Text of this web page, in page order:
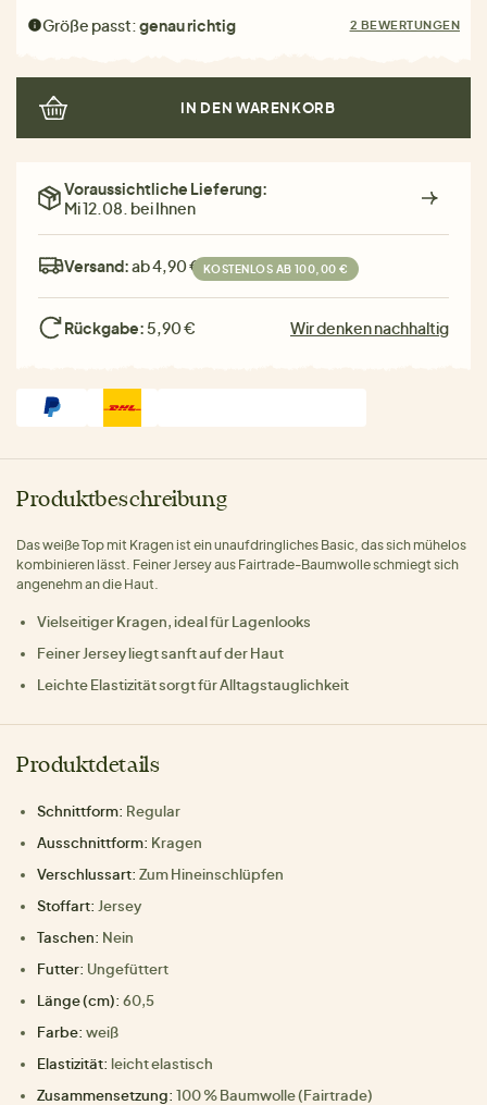
Größe passt:genau richtig 2 BEWERTUNGEN
IN DEN WARENKORB
Voraussichtliche Lieferung:
Mi 12.08. bei Ihnen
Versand:ab 4,90 € KOSTENLOS AB 100,00 €
Rückgabe: 5,90 € Wir denken nachhaltig
Produktbeschreibung
Das weiße Top mit Kragen ist ein unaufdringliches Basic, das sich mühelos
kombinieren lässt. Feiner Jersey aus Fairtrade-Baumwolle schmiegt sich
angenehm an die Haut.
Vielseitiger Kragen, ideal für Lagenlooks
Feiner Jersey liegt sanft auf der Haut
Leichte Elastizität sorgt für Alltagstauglichkeit
Produktdetails
Schnittform: Regular
Ausschnittform: Kragen
Verschlussart: Zum Hineinschlüpfen
Stoffart: Jersey
Taschen: Nein
Futter: Ungefüttert
Länge (cm): 60,5
Farbe: weiß
Elastizität: leicht elastisch
Zusammensetzung: 100 % Baumwolle (Fairtrade)